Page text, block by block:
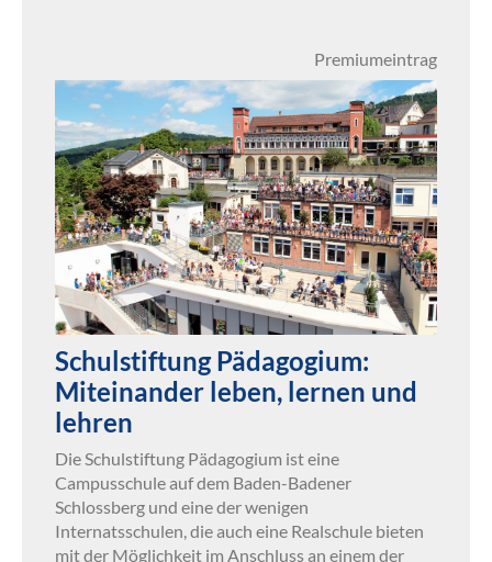
Premiumeintrag
Schulstiftung Pädagogium:
Miteinander leben, lernen und
lehren
Die Schulstiftung Pädagogium ist eine
Campusschule auf dem Baden-Badener
Schlossberg und eine der wenigen
Internatsschulen, die auch eine Realschule bieten
mit der Möglichkeit im Anschluss an einem der